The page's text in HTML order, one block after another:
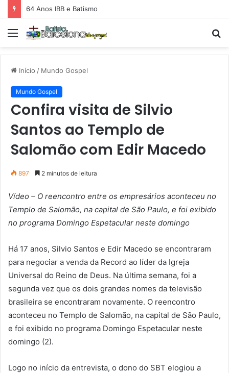
64 Anos IBB e Batismo
Menu
Início / Mundo Gospel
Mundo Gospel
Confira visita de Silvio
Santos ao Templo de
Salomão com Edir Macedo
897 2 minutos de leitura
Vídeo – O reencontro entre os empresários aconteceu no
Templo de Salomão, na capital de São Paulo, e foi exibido
no programa Domingo Espetacular neste domingo
Há 17 anos, Silvio Santos e Edir Macedo se encontraram
para negociar a venda da Record ao líder da Igreja
Universal do Reino de Deus. Na última semana, foi a
segunda vez que os dois grandes nomes da televisão
brasileira se encontraram novamente. O reencontro
aconteceu no Templo de Salomão, na capital de São Paulo,
e foi exibido no programa Domingo Espetacular neste
domingo (2).
Logo no início da entrevista, o dono do SBT elogiou a